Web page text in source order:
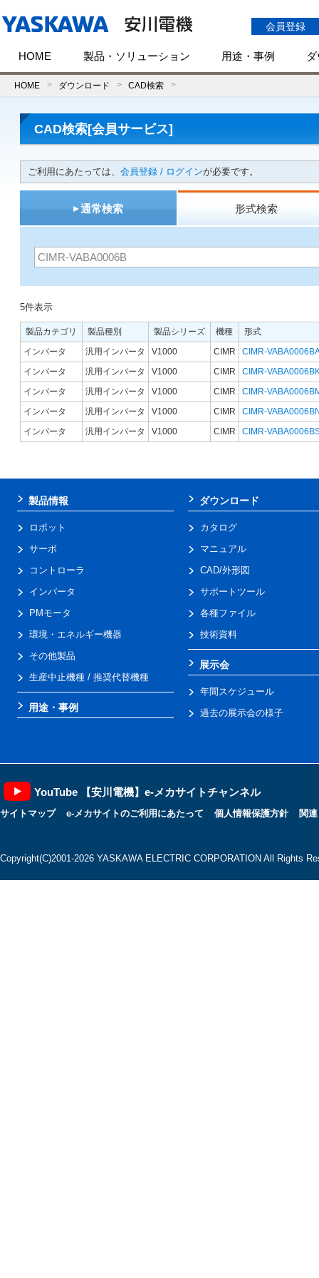
会員登録
HOME 製品・ソリューション 用途・事例
HOME ダウンロード CAD検索
CAD検索[会員サービス]
ご利用にあたっては、 会員登録 / ログインが必要です。
通常検索 形式検索
5件表示
製品カテゴリ 製品種別 製品シリーズ 機種
形式
インバータ
汎用インバータ V1000 CIMR
CIMR-
インバータ
汎用インバータ V1000 CIMR
CIMR-
インバータ
汎用インバータ V1000 CIMR
CIMR-
インバータ
汎用インバータ V1000 CIMR
CIMR-
インバータ
汎用インバータ V1000 CIMR CIMR-
製品情報
ロボット
サーボ
コントローラ
インバータ
PMモータ
環境・エネルギー機器
その他製品
生産中止機種 / 推奨代替機種
用途・事例
ダウンロード
カタログ
マニュアル
CAD/外形図
サポートツール
各種ファイル
技術資料
展示会
年間スケジュール
過去の展示会の様子
YouTube 【安川電機】e-メカサイトチャンネル
サイトマップ e-メカサイトのご利用にあたって 個人情報保護方針 関
Copyright(C)2001‐2026 YASKAWA ELECTRIC CORPORATION All Rights